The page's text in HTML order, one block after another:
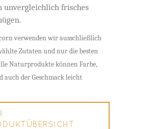
unvergleichlich frisches
verwenden wir ausschließlich
Zutaten und nur die besten
Naturprodukte können Farbe,
auch der Geschmack leicht